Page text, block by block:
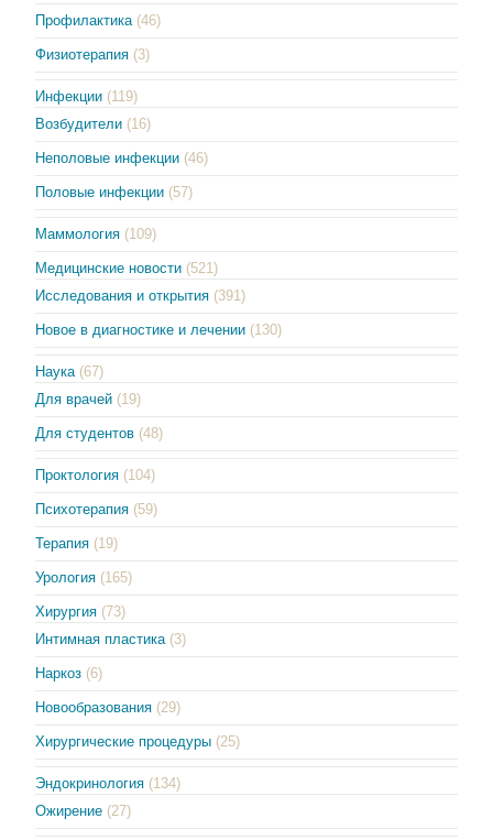
Профилактика (46)
Физиотерапия (3)
Инфекции (119)
Возбудители (16)
Неполовые инфекции (46)
Половые инфекции (57)
Маммология (109)
Медицинские новости (521)
Исследования и открытия (391)
Новое в диагностике и лечении (130)
Наука (67)
Для врачей (19)
Для студентов (48)
Проктология (104)
Психотерапия (59)
Терапия (19)
Урология (165)
Хирургия (73)
Интимная пластика (3)
Наркоз (6)
Новообразования (29)
Хирургические процедуры (25)
Эндокринология (134)
Ожирение (27)